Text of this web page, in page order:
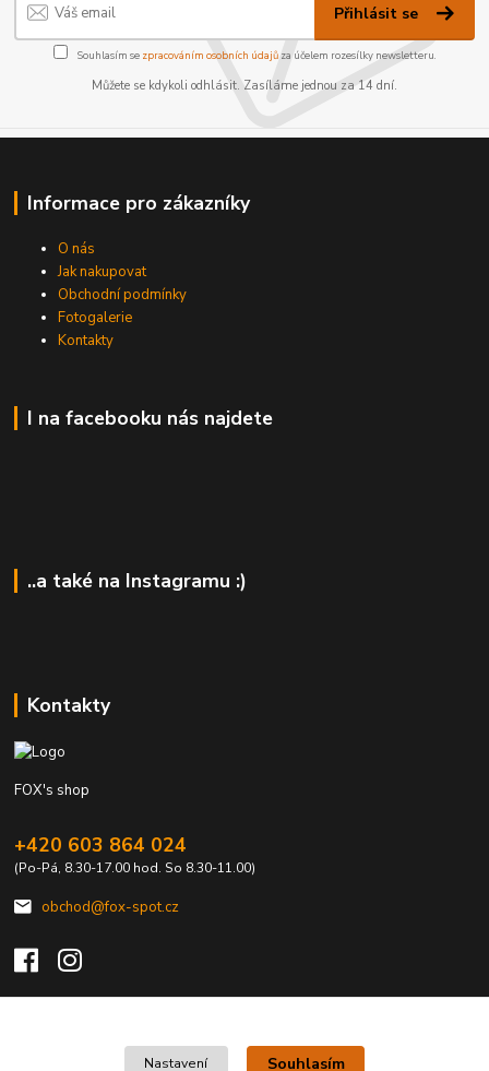
Přihlásit se
Souhlasím se zpracováním osobních údajůza účelem rozesílky newsletteru.
Můžete se kdykoli odhlásit. Zasíláme jednou za 14 dní.
Informace pro zákazníky
O nás
Jak nakupovat
Obchodní podmínky
Fotogalerie
Kontakty
I na facebooku nás najdete
..a také na Instagramu :)
Kontakty
FOX's shop
+420 603 864 024
(Po-Pá, 8.30-17.00 hod. So 8.30-11.00)
obchod@fox-spot.cz
Upravit sběr cookies.
Nastavení Souhlasím